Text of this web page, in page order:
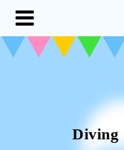
Diving